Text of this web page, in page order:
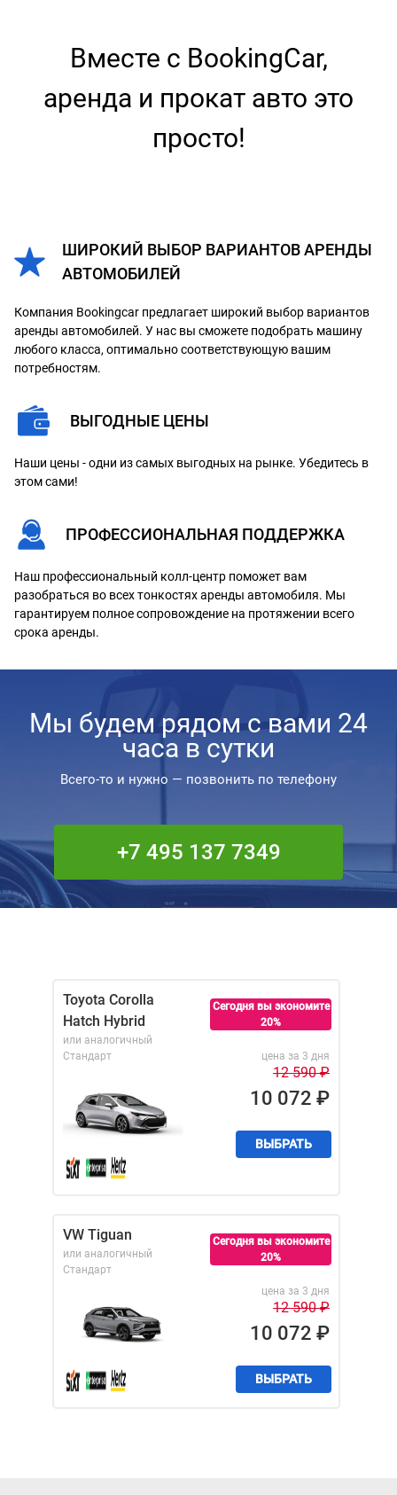
Вместе с BookingCar,
аренда и прокат авто это
просто!
ШИРОКИЙ ВЫБОР ВАРИАНТОВ АРЕНДЫ
АВТОМОБИЛЕЙ
Компания Bookingcar предлагает широкий выбор вариантов
аренды автомобилей. У нас вы сможете подобрать машину
любого класса, оптимально соответствующую вашим
потребностям.
ВЫГОДНЫЕ ЦЕНЫ
Наши цены - одни из самых выгодных на рынке. Убедитесь в
этом сами!
ПРОФЕССИОНАЛЬНАЯ ПОДДЕРЖКА
Наш профессиональный колл-центр поможет вам
разобраться во всех тонкостях аренды автомобиля. Мы
гарантируем полное сопровождение на протяжении всего
срока аренды.
Мы будем рядом с вами 24
часа в сутки
Всего-то и нужно — позвонить по телефону
+7 495 137 7349
Toyota Corolla
Hatch Hybrid
или аналогичный
Стандарт
Сегодня вы экономите
20%
цена за 3 дня
12 590₽
10 072 ₽
ВЫБРАТЬ
VW Tiguan
или аналогичный
Стандарт
Сегодня вы экономите
20%
цена за 3 дня
12 590₽
10 072 ₽
ВЫБРАТЬ